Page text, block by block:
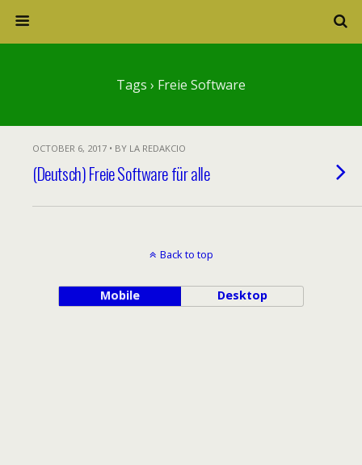
Tags › Freie Software
OCTOBER 6, 2017 • BY LA REDAKCIO
(Deutsch) Freie Software für alle
Back to top
Mobile Desktop